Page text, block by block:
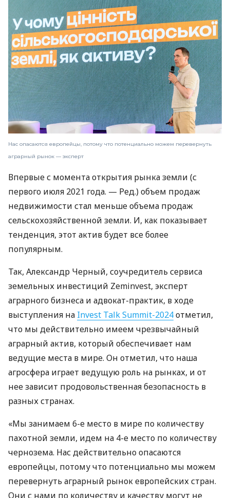
Нас опасаются европейцы, потому что потенциально можем перевернуть
аграрный рынок — эксперт
Впервые с момента открытия рынка земли (с
первого июля 2021 года. — Ред.) объем продаж
недвижимости стал меньше объема продаж
сельскохозяйственной земли. И, как показывает
тенденция, этот актив будет все более
популярным.
Так, Александр Черный, соучредитель сервиса
земельных инвестиций Zeminvest, эксперт
аграрного бизнеса и адвокат-практик, в ходе
выступления на Invest Talk Summit-2024отметил,
что мы действительно имеем чрезвычайный
аграрный актив, который обеспечивает нам
ведущие места в мире. Он отметил, что наша
агросфера играет ведущую роль на рынках, и от
нее зависит продовольственная безопасность в
разных странах.
«Мы занимаем 6-е место в мире по количеству
пахотной земли, идем на 4-е место по количеству
чернозема. Нас действительно опасаются
европейцы, потому что потенциально мы можем
перевернуть аграрный рынок европейских стран.
Они с нами по количеству и качеству могут не